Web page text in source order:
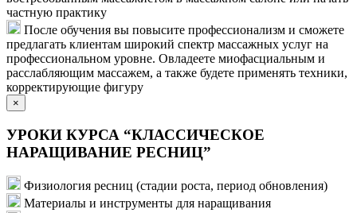
частную практику
После обучения вы повысите профессионализм и сможете
предлагать клиентам широкий спектр массажных услуг на
профессиональном уровне. Овладеете миофасциальным и
расслабляющим массажем, а также будете применять техники,
корректирующие фигуру
×
УРОКИ КУРСА “КЛАССИЧЕСКОЕ
НАРАЩИВАНИЕ РЕСНИЦ”
Физиология ресниц (стадии роста, период обновления)
Материалы и инструменты для наращивания